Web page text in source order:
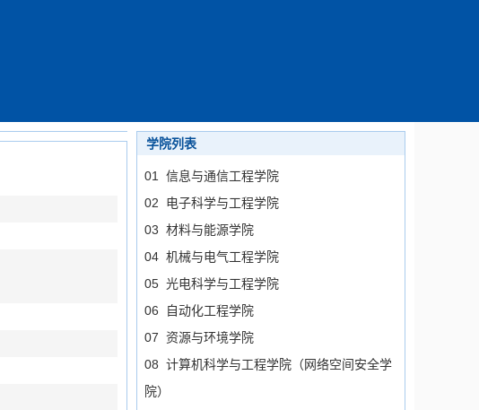
学院列表
01 信息与通信工程学院
02 电子科学与工程学院
03 材料与能源学院
04 机械与电气工程学院
05 光电科学与工程学院
06 自动化工程学院
07 资源与环境学院
08 计算机科学与工程学院（网络空间安全学
院）